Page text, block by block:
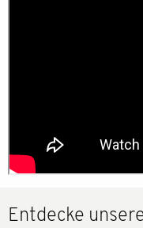
Entdecke